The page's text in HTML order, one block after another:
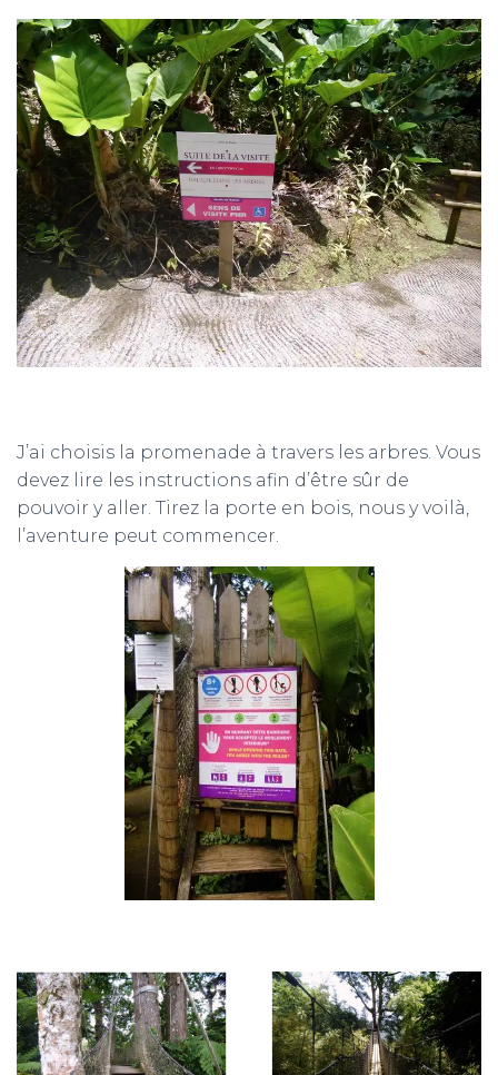
J’ai choisis la promenade à travers les arbres. Vous
devez lire les instructions afin d’être sûr de
pouvoir y aller. Tirez la porte en bois, nous y voilà,
l’aventure peut commencer.